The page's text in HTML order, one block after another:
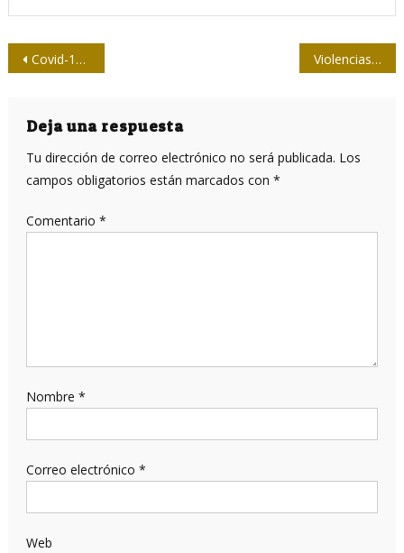
Navegación
entradas
Covid-19 suma nuevos peligros a profesionales de la comunicación, alerta la ONU Violencias de género: visibilizando hilos
Deja una respuesta
Tu dirección de correo electrónico no será publicada. Los
campos obligatorios están marcados con *
Comentario *
Nombre *
Correo electrónico *
Web